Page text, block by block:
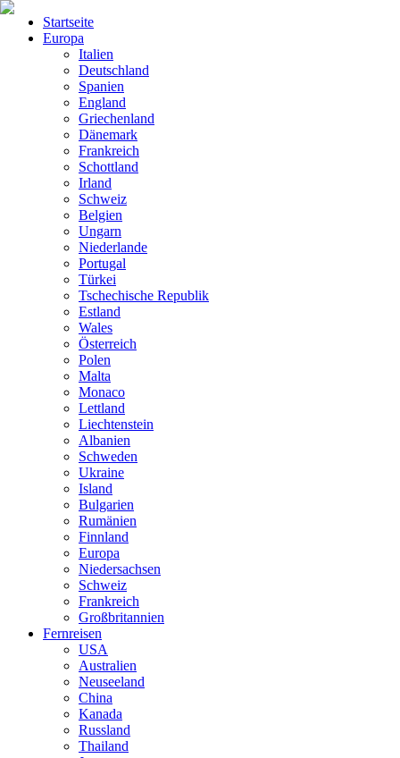
Startseite
Europa
Italien
Deutschland
Spanien
England
Griechenland
Dänemark
Frankreich
Schottland
Irland
Schweiz
Belgien
Ungarn
Niederlande
Portugal
Türkei
Tschechische Republik
Estland
Wales
Österreich
Polen
Malta
Monaco
Lettland
Liechtenstein
Albanien
Schweden
Ukraine
Island
Bulgarien
Rumänien
Finnland
Europa
Niedersachsen
Schweiz
Frankreich
Großbritannien
Fernreisen
USA
Australien
Neuseeland
China
Kanada
Russland
Thailand